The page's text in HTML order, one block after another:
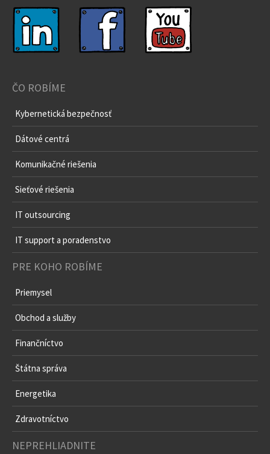
ČO ROBÍME
Kybernetická bezpečnosť
Dátové centrá
Komunikačné riešenia
Sieťové riešenia
IT outsourcing
IT support a poradenstvo
PRE KOHO ROBÍME
Priemysel
Obchod a služby
Finančníctvo
Štátna správa
Energetika
Zdravotníctvo
NEPREHLIADNITE